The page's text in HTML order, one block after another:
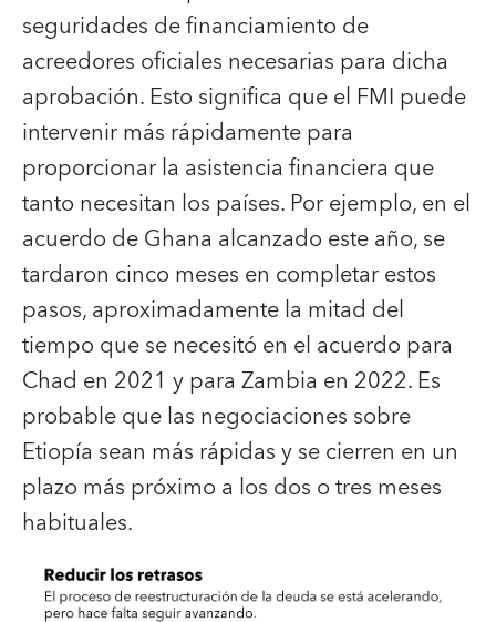
seguridades de financiamiento de
acreedores oficiales necesarias para dicha
aprobación. Esto significa que el FMI puede
intervenir más rápidamente para
proporcionar la asistencia financiera que
tanto necesitan los países. Por ejemplo, en el
acuerdo de Ghana alcanzado este año, se
tardaron cinco meses en completar estos
pasos, aproximadamente la mitad del
tiempo que se necesitó en el acuerdo para
Chad en 2021 y para Zambia en 2022. Es
probable que las negociaciones sobre
Etiopía sean más rápidas y se cierren en un
plazo más próximo a los dos o tres meses
habituales.